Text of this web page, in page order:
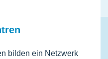
bilden ein Netzwerk